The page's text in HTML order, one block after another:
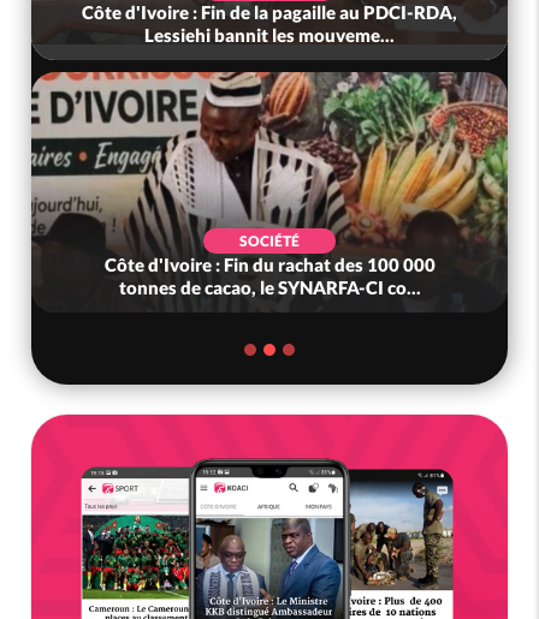
Côte d'Ivoire : Fin de la pagaille au PDCI-RDA,
Lessiehi bannit les mouveme...
SOCIÉTÉ
Côte d'Ivoire : Fin du rachat des 100 000
tonnes de cacao, le SYNARFA-CI co...